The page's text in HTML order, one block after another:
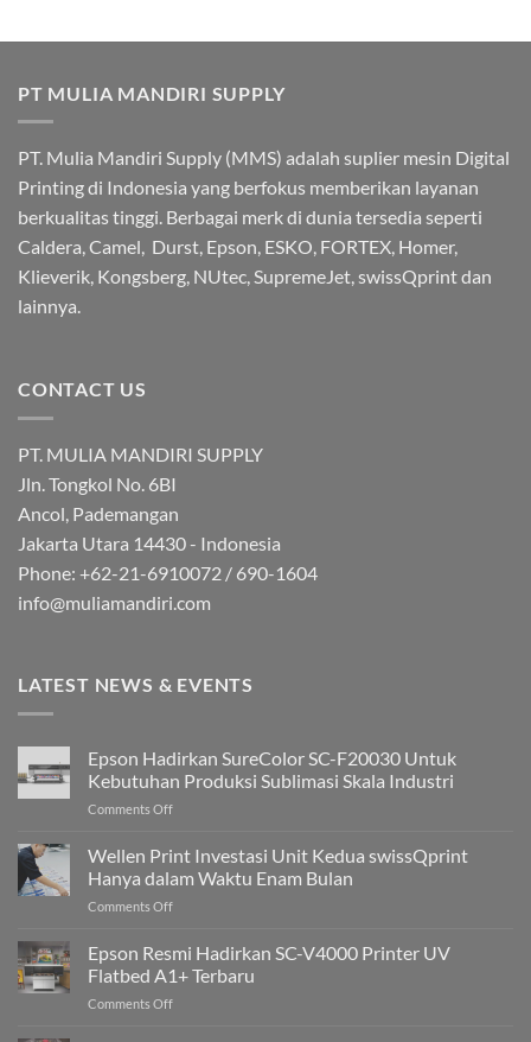
PT MULIA MANDIRI SUPPLY
PT. Mulia Mandiri Supply (MMS) adalah suplier mesin Digital
Printing di Indonesia yang berfokus memberikan layanan
berkualitas tinggi. Berbagai merk di dunia tersedia seperti
Caldera, Camel, Durst, Epson, ESKO, FORTEX, Homer,
Klieverik, Kongsberg, NUtec, SupremeJet, swissQprint dan
lainnya.
CONTACT US
PT. MULIA MANDIRI SUPPLY
Jln. Tongkol No. 6BI
Ancol, Pademangan
Jakarta Utara 14430 - Indonesia
Phone: +62-21-6910072 / 690-1604
info@muliamandiri.com
LATEST NEWS & EVENTS
Epson Hadirkan SureColor SC-F20030 Untuk
Kebutuhan Produksi Sublimasi Skala Industri
Comments Offon
Hadirkan
SureColor
SC-
F20030
Kebutuhan
Produksi
Wellen Print Investasi Unit Kedua swissQprint
Hanya dalam Waktu Enam Bulan
Comments Offon
Print
Investasi
Unit
Kedua
Epson Resmi Hadirkan SC-V4000 Printer UV
Flatbed A1+ Terbaru
Comments Offon